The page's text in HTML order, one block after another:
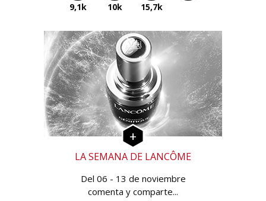
9,1k 10k 15,7k
LA SEMANA DE LANCÔME
Del 06 - 13 de noviembre
comenta y comparte...